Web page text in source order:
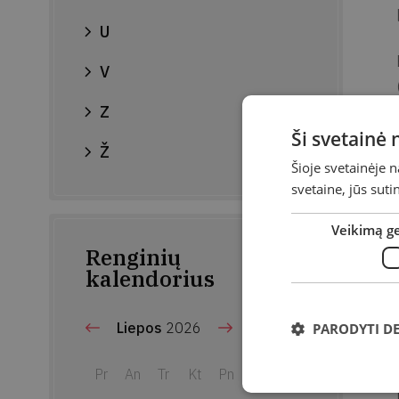
U
V
Z
Ž
Renginių
kalendorius
Liepos 2026
Pr An Tr Kt Pn
Ši svetainė
Šioje svetainėje
svetaine, jūs
Veikimą
PARODYTI